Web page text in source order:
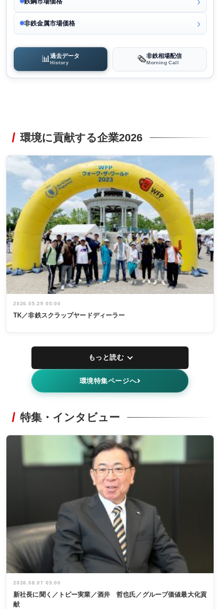
非鉄金属市場価格
📊過去データ
History 🗞️非鉄相場配信
Morning Call
環境に貢献する企業2026
2026.05.29 05:00
TK／非鉄スクラップヤードディーラー
もっと読む
環境特集ページへ
特集・インタビュー
2026.08.07 05:00
新社長に聞く／トピー実業／酒井 哲也氏／グループ価値最大化貢
献